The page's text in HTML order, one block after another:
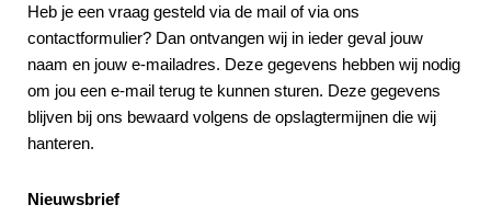
Heb je een vraag gesteld via de mail of via ons
contactformulier? Dan ontvangen wij in ieder geval jouw
naam en jouw e-mailadres. Deze gegevens hebben wij nodig
om jou een e-mail terug te kunnen sturen. Deze gegevens
blijven bij ons bewaard volgens de opslagtermijnen die wij
hanteren.
Nieuwsbrief